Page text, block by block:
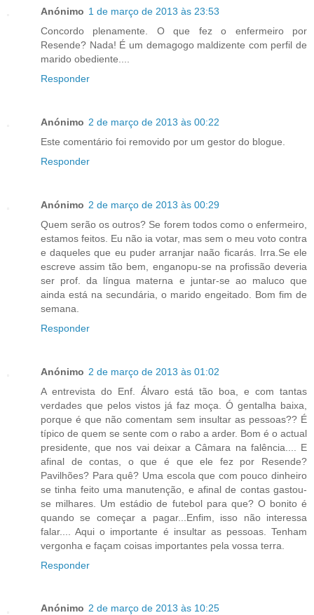
Anónimo 1 de março de 2013 às 23:53
Concordo plenamente. O que fez o enfermeiro por
Resende? Nada! É um demagogo maldizente com perfil de
marido obediente....
Responder
Anónimo 2 de março de 2013 às 00:22
Este comentário foi removido por um gestor do blogue.
Responder
Anónimo 2 de março de 2013 às 00:29
Quem serão os outros? Se forem todos como o enfermeiro,
estamos feitos. Eu não ia votar, mas sem o meu voto contra
e daqueles que eu puder arranjar naão ficarás. Irra.Se ele
escreve assim tão bem, enganopu-se na profissão deveria
ser prof. da língua materna e juntar-se ao maluco que
ainda está na secundária, o marido engeitado. Bom fim de
semana.
Responder
Anónimo 2 de março de 2013 às 01:02
A entrevista do Enf. Álvaro está tão boa, e com tantas
verdades que pelos vistos já faz moça. Ó gentalha baixa,
porque é que não comentam sem insultar as pessoas?? É
típico de quem se sente com o rabo a arder. Bom é o actual
presidente, que nos vai deixar a Câmara na falência.... E
afinal de contas, o que é que ele fez por Resende?
Pavilhões? Para quê? Uma escola que com pouco dinheiro
se tinha feito uma manutenção, e afinal de contas gastou-
se milhares. Um estádio de futebol para que? O bonito é
quando se começar a pagar...Enfim, isso não interessa
falar.... Aqui o importante é insultar as pessoas. Tenham
vergonha e façam coisas importantes pela vossa terra.
Responder
Anónimo 2 de março de 2013 às 10:25